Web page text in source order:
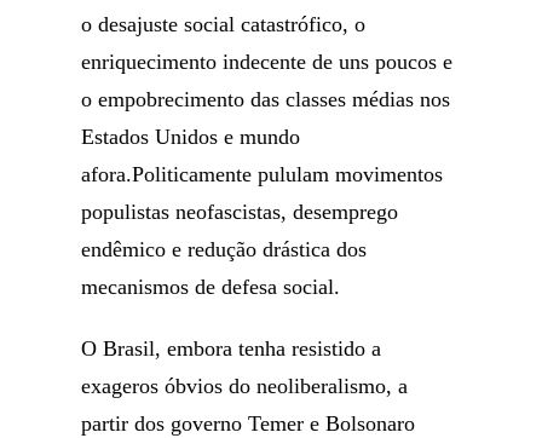
o desajuste social catastrófico, o
enriquecimento indecente de uns poucos e
o empobrecimento das classes médias nos
Estados Unidos e mundo
afora.Politicamente pululam movimentos
populistas neofascistas, desemprego
endêmico e redução drástica dos
mecanismos de defesa social.
O Brasil, embora tenha resistido a
exageros óbvios do neoliberalismo, a
partir dos governo Temer e Bolsonaro